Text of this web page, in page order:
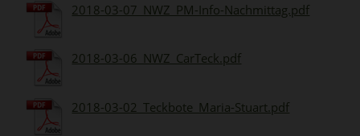
2018-03-07_NWZ_PM-Info-Nachmittag.pdf
2018-03-06_NWZ_CarTeck.pdf
2018-03-02_Teckbote_Maria-Stuart.pdf